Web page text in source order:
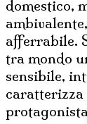
domestico,
afferrabile.
tra mondo
sensibile,
caratterizza